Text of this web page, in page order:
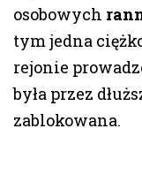
osobowych
tym jedna
rejonie
była przez
zablokowana.